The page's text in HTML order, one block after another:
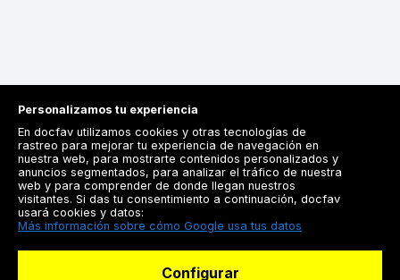
Registrarse
Docfav
Personalizamos tu experiencia
En docfav utilizamos cookies y otras tecnologías de
rastreo para mejorar tu experiencia de navegación en
nuestra web, para mostrarte contenidos personalizados y
anuncios segmentados, para analizar el tráfico de nuestra
web y para comprender de donde llegan nuestros
visitantes. Si das tu consentimiento a continuación, docfav
usará cookies y datos:
Más información sobre cómo Google usa tus datos
Configurar